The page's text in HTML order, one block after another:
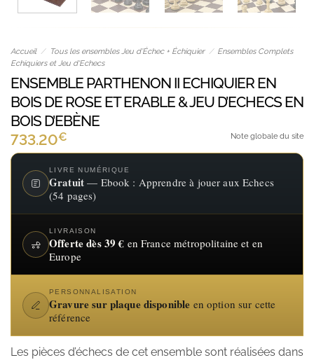
Accueil / Tous les ensembles Jeu d’Échec + Échiquier / Ensembles Complets
Echiquiers et Jeu d'Echecs
ENSEMBLE PARTHENON II ECHIQUIER EN
BOIS DE ROSE ET ERABLE & JEU D’ECHECS EN
BOIS D’EBÈNE
733.20€ Note globale du site
LIVRE NUMÉRIQUE
Gratuit — Ebook : Apprendre à jouer aux Echecs
(54 pages)
LIVRAISON
Offerte dès 39 € en France métropolitaine et en
Europe
PERSONNALISATION
Gravure sur plaque disponible en option sur cette
référence
Les pièces d’échecs de cet ensemble sont réalisées dans